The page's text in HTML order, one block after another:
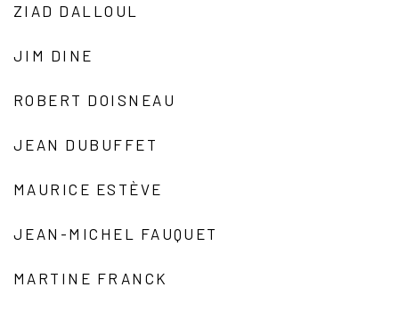
ZIAD DALLOUL
JIM DINE
ROBERT DOISNEAU
JEAN DUBUFFET
MAURICE ESTÈVE
JEAN-MICHEL FAUQUET
MARTINE FRANCK